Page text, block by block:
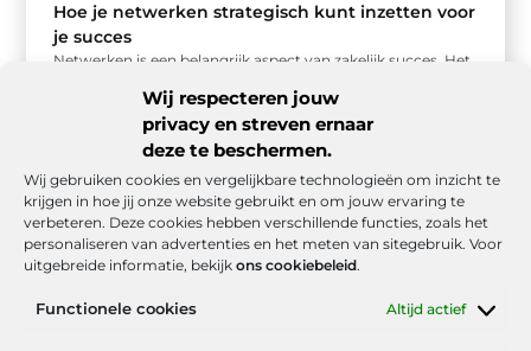
Wij respecteren jouw
privacy en streven ernaar
deze te beschermen.
Wij gebruiken cookies en vergelijkbare technologieën om inzicht te
krijgen in hoe jij onze website gebruikt en om jouw ervaring te
verbeteren. Deze cookies hebben verschillende functies, zoals het
personaliseren van advertenties en het meten van sitegebruik. Voor
uitgebreide informatie, bekijk ons cookiebeleid.
Functionele cookies Altijd actief
Hoe je netwerken strategisch kunt inzetten voor
je succes
Netwerken is een belangrijk aspect van zakelijk succes. Het
visitekaartjes; het draait om ...